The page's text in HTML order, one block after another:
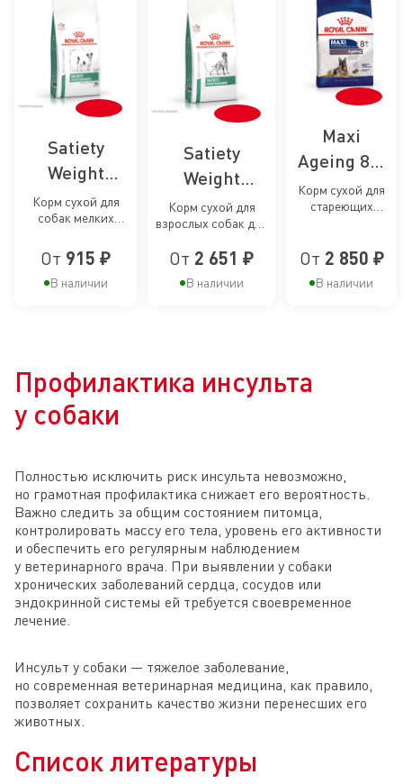
Satiety
Weight
Management
Small Dogs,
сухой корм
для собак
снижения
веса
Корм сухой для
собак мелких
снижения веса
От 915 ₽
В наличии
Satiety
Weight
Management,
сухой корм
для собак
для
Корм сухой для
взрослых собак для
От 2 651 ₽
В наличии
Maxi
Ageing 8+,
сухой корм
для
собак
крупных
Корм сухой для
стареющих
лет и старше
От 2 850 ₽
В наличии
Профилактика инсульта
у собаки
Полностью исключить риск инсульта невозможно,
но грамотная профилактика снижает его вероятность.
Важно следить за общим состоянием питомца,
контролировать массу его тела, уровень его активности
и обеспечить его регулярным наблюдением
у ветеринарного врача. При выявлении у собаки
хронических заболеваний сердца, сосудов или
эндокринной системы ей требуется своевременное
лечение.
Инсульт у собаки — тяжелое заболевание,
но современная ветеринарная медицина, как правило,
позволяет сохранить качество жизни перенесших его
животных.
Список литературы